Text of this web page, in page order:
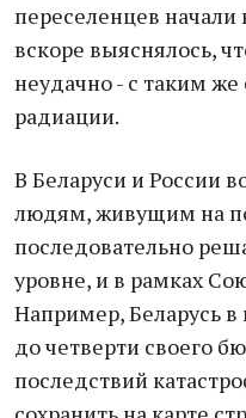
переселенцев
вскоре выяснялось,
неудачно - с таким
радиации.
В Беларуси и России
людям, живущим на
последовательно
уровне, и в рамках
Например, Беларусь в
до четверти своего
последствий